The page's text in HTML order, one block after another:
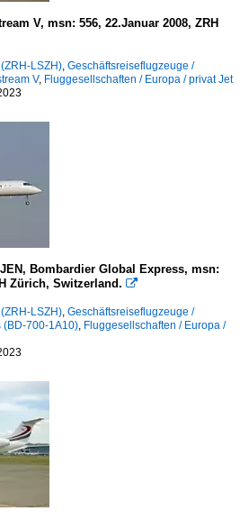
V, msn: 556, 22.Januar 2008, ZRH
LSZH), Geschäftsreiseflugzeuge /
V, Fluggesellschaften / Europa / privat Jet
Bombardier Global Express, msn:
Zürich, Switzerland. 
LSZH), Geschäftsreiseflugzeuge /
(BD-700-1A10), Fluggesellschaften / Europa /